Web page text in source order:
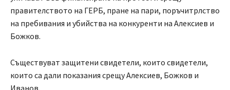
правителството на ГЕРБ, пране на пари, поръчитрлство
на пребивания и убийства на конкуренти на Алексиев и
Божков.
Съществуват защитени свидетели, които свидетели,
които са дали показания срещу Алексиев, Божков и